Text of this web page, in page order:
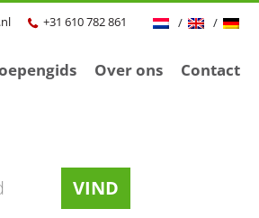
+31 610 782 861
Over ons Contact
VIND